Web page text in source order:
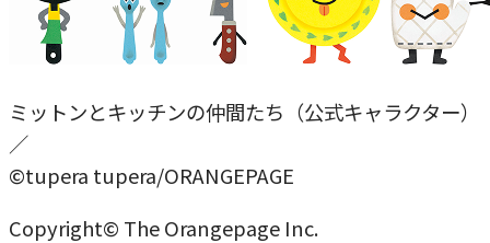
ミットンとキッチンの仲間たち（公式キャラクター）
／
©tupera tupera/ORANGEPAGE
Copyright© The Orangepage Inc.